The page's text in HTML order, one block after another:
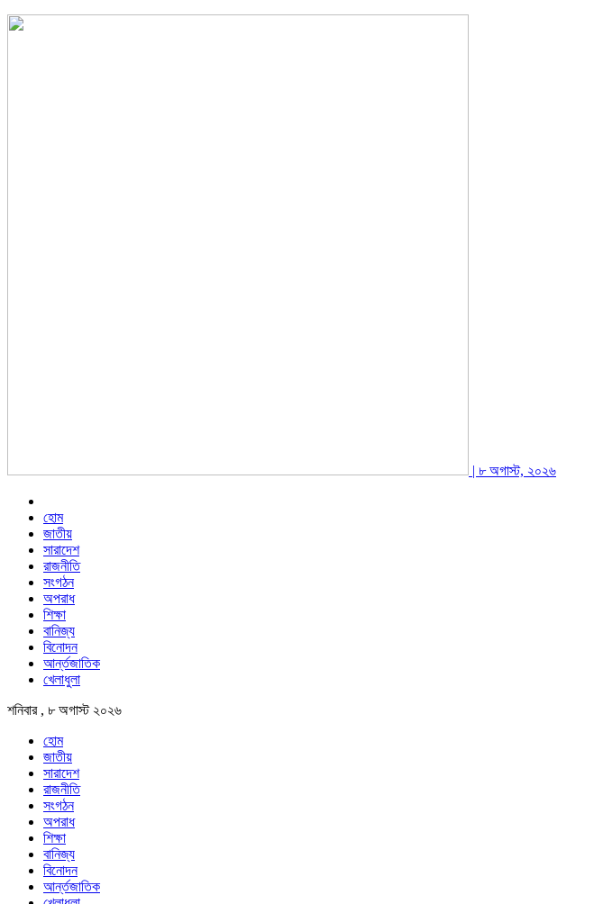
| ৮ অগাস্ট, ২০২৬
হোম
জাতীয়
সারাদেশ
রাজনীতি
সংগঠন
অপরাধ
শিক্ষা
বানিজ্য
বিনোদন
আর্ন্তজাতিক
খেলাধুলা
শনিবার , ৮ অগাস্ট ২০২৬
হোম
জাতীয়
সারাদেশ
রাজনীতি
সংগঠন
অপরাধ
শিক্ষা
বানিজ্য
বিনোদন
আর্ন্তজাতিক